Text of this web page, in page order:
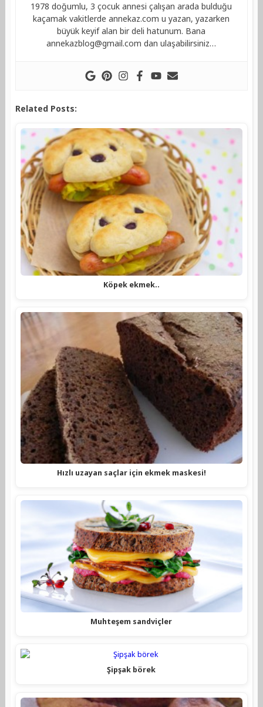
1978 doğumlu, 3 çocuk annesi çalışan arada bulduğu
kaçamak vakitlerde annekaz.com u yazan, yazarken
büyük keyif alan bir deli hatunum. Bana
annekazblog@gmail.com dan ulaşabilirsiniz…
Related Posts:
Köpek ekmek..
Hızlı uzayan saçlar için ekmek maskesi!
Muhteşem sandviçler
Şipşak börek